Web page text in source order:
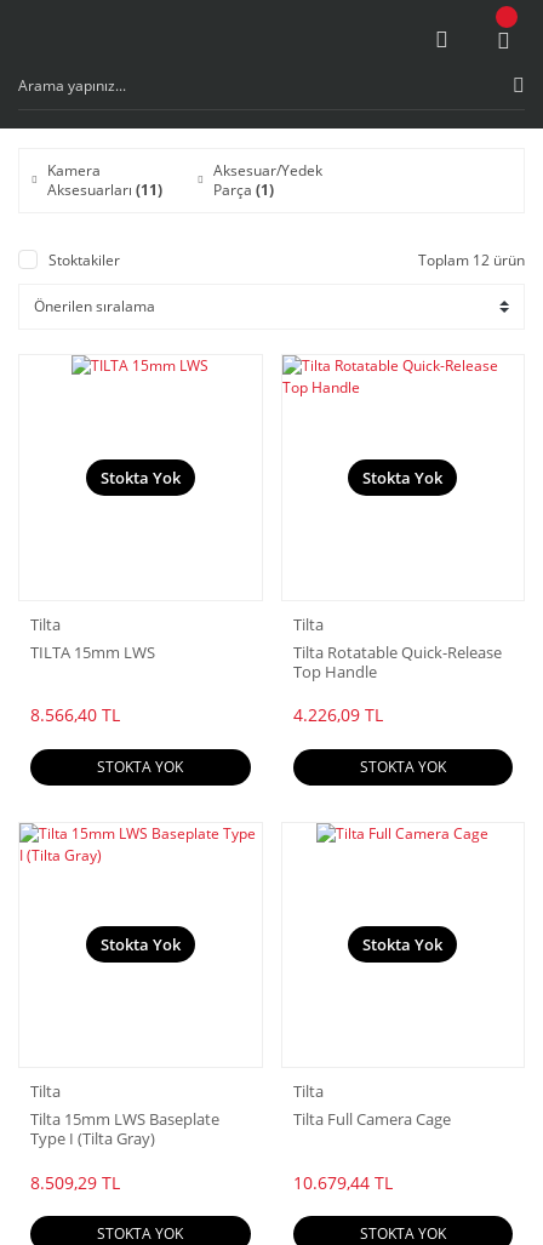
Kamera
Aksesuarları (11)
Aksesuar/Yedek
Parça (1)
Stoktakiler Toplam 12 ürün
Stokta Yok
Tilta
TILTA 15mm LWS
8.566,40 TL
STOKTA YOK
Stokta Yok
Tilta
Tilta Rotatable Quick-Release
Top Handle
4.226,09 TL
STOKTA YOK
Stokta Yok
Tilta
Tilta 15mm LWS Baseplate
Type I (Tilta Gray)
8.509,29 TL
STOKTA YOK
Stokta Yok
Tilta
Tilta Full Camera Cage
10.679,44 TL
STOKTA YOK